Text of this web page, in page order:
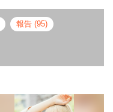
報告 (95)